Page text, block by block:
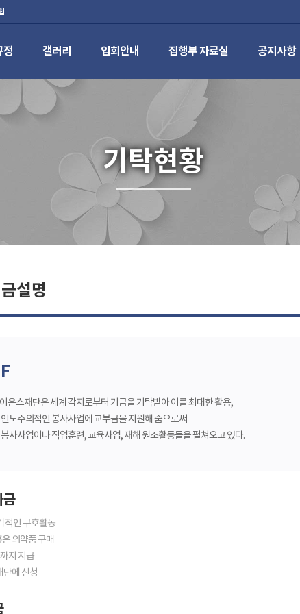
정 갤러리 입회안내 집행부 자료실 공지사항
기탁현황
설명
온스재단은 세계 각지로부터 기금을 기탁받아 이를 최대한 활용,
도주의적인 봉사사업에 교부금을 지원해 줌으로써
사사업이나 직업훈련, 교육사업, 재해 원조활동들을 펼쳐오고 있다.
금
적인 구호활동
의약품 구매
지 지급
단에 신청